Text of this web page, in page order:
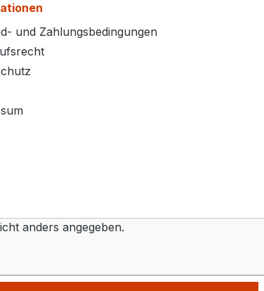
und Zahlungsbedingungen
anders angegeben.